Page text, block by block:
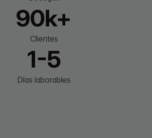
90k+
Clientes
1-5
Días laborables